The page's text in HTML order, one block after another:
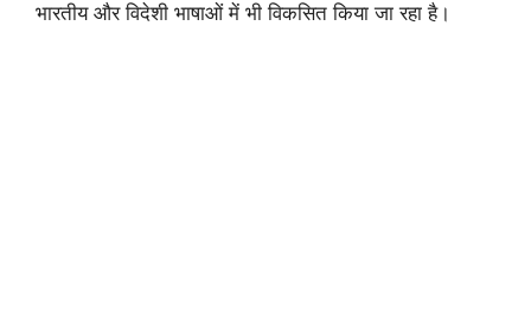
भारतीय और विदेशी भाषाओं में भी विकसित किया जा रहा है।